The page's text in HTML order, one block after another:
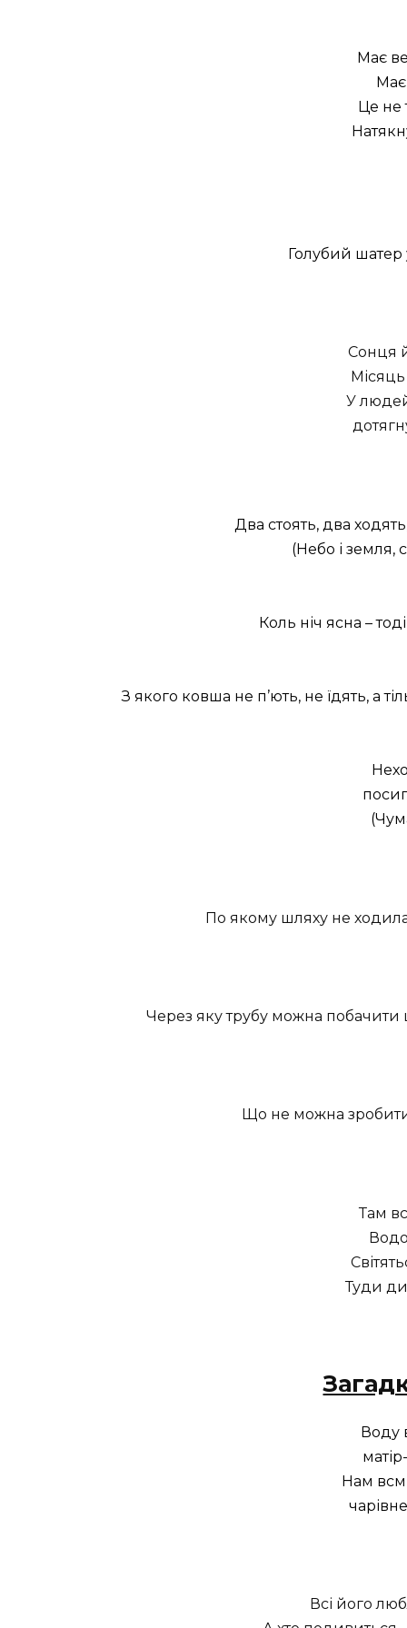
Має
Має
Це не
Голубий шатер
Сонця
У
Два стоять, два
(Небо і земля,
Коль ніч ясна –
З якого ковша не п’ють, не їдять, а
По якому шляху не
Через яку трубу можна побачити
Що не можна зробити
Там
Туди
Воду
Нам
Всі його